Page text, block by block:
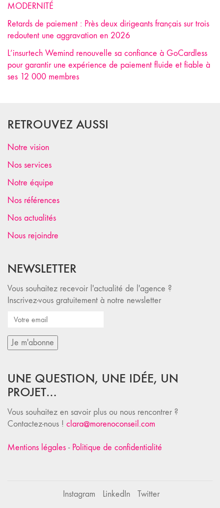
MODERNITÉ
Retards de paiement : Près deux dirigeants français sur trois
redoutent une aggravation en 2026
L’insurtech Wemind renouvelle sa confiance à GoCardless
pour garantir une expérience de paiement fluide et fiable à
ses 12 000 membres
RETROUVEZ AUSSI
Notre vision
Nos services
Notre équipe
Nos références
Nos actualités
Nous rejoindre
NEWSLETTER
Vous souhaitez recevoir l'actualité de l'agence ?
Inscrivez-vous gratuitement à notre newsletter
UNE QUESTION, UNE IDÉE, UN
PROJET…
Vous souhaitez en savoir plus ou nous rencontrer ?
Contactez-nous ! clara@morenoconseil.com
Mentions légales - Politique de confidentialité
Instagram LinkedIn Twitter